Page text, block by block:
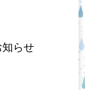
知らせ